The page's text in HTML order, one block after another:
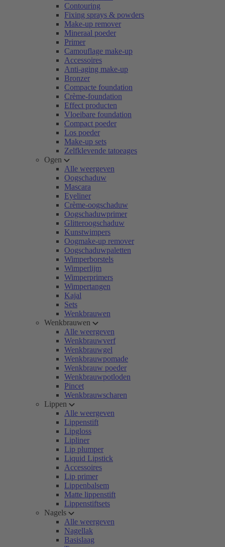
Contouring
Fixing sprays & powders
Make-up remover
Mineraal poeder
Primer
Camouflage make-up
Accessoires
Anti-aging make-up
Bronzer
Compacte foundation
Crème-foundation
Effect producten
Vloeibare foundation
Compact poeder
Los poeder
Make-up sets
Zelfklevende tatoeages
Ogen
Alle weergeven
Oogschaduw
Mascara
Eyeliner
Crème-oogschaduw
Oogschaduwprimer
Glitteroogschaduw
Kunstwimpers
Oogmake-up remover
Oogschaduwpaletten
Wimperborstels
Wimperlijm
Wimperprimers
Wimpertangen
Kajal
Sets
Wenkbrauwen
Wenkbrauwen
Alle weergeven
Wenkbrauwverf
Wenkbrauwgel
Wenkbrauwpomade
Wenkbrauw poeder
Wenkbrauwpotloden
Pincet
Wenkbrauwscharen
Lippen
Alle weergeven
Lippenstift
Lipgloss
Lipliner
Lip plumper
Liquid Lipstick
Accessoires
Lip primer
Lippenbalsem
Matte lippenstift
Lippenstiftsets
Nagels
Alle weergeven
Nagellak
Basislaag